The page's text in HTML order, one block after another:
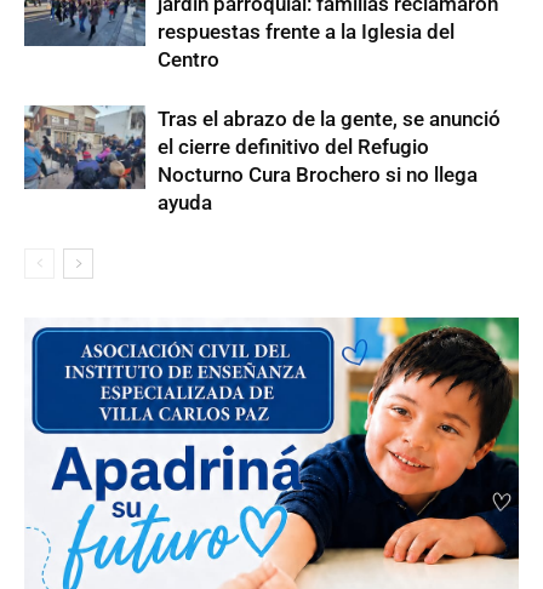
respuestas frente a la Iglesia del
Centro
Tras el abrazo de la gente, se anunció
el cierre definitivo del Refugio
Nocturno Cura Brochero si no llega
ayuda